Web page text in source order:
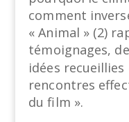
comment
« Animal » (2)
témoignages,
idées recueillies
rencontres
du film ».